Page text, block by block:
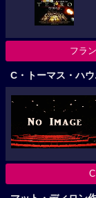
フラ
C・トーマス・ハ